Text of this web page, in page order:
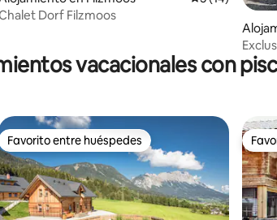
promedio: 5 de 5, 45 reseñas
Dorf Filzmoos
vacacionales con
Favorito entre huéspedes
Favorito entre huéspedes